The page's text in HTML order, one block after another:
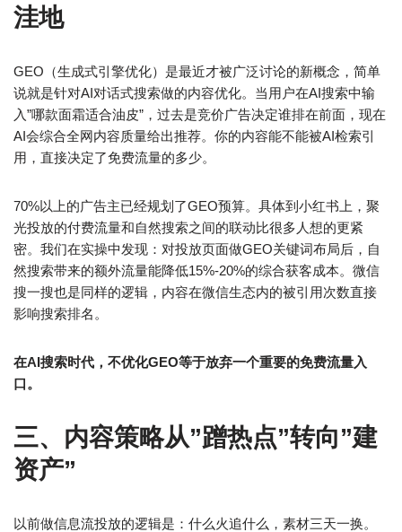
洼地
GEO（生成式引擎优化）是最近才被广泛讨论的新概念，简单
说就是针对AI对话式搜索做的内容优化。当用户在AI搜索中输
入”哪款面霜适合油皮”，过去是竞价广告决定谁排在前面，现在
AI会综合全网内容质量给出推荐。你的内容能不能被AI检索引
用，直接决定了免费流量的多少。
70%以上的广告主已经规划了GEO预算。具体到小红书上，聚
光投放的付费流量和自然搜索之间的联动比很多人想的更紧
密。我们在实操中发现：对投放页面做GEO关键词布局后，自
然搜索带来的额外流量能降低15%-20%的综合获客成本。微信
搜一搜也是同样的逻辑，内容在微信生态内的被引用次数直接
影响搜索排名。
在AI搜索时代，不优化GEO等于放弃一个重要的免费流量入
口。
三、内容策略从”蹭热点”转向”建
资产”
以前做信息流投放的逻辑是：什么火追什么，素材三天一换。